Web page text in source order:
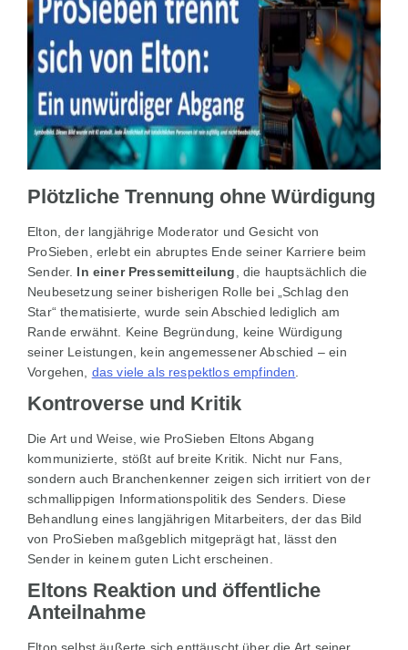
Plötzliche Trennung ohne Würdigung
Elton, der langjährige Moderator und Gesicht von
ProSieben, erlebt ein abruptes Ende seiner Karriere beim
Sender. In einer Pressemitteilung
, die hauptsächlich die
Neubesetzung seiner bisherigen Rolle bei „Schlag den
Star“ thematisierte, wurde sein Abschied lediglich am
Rande erwähnt. Keine Begründung, keine Würdigung
seiner Leistungen, kein angemessener Abschied – ein
Vorgehen, das viele als respektlos empfinden
Kontroverse und Kritik
Die Art und Weise, wie ProSieben Eltons Abgang
kommunizierte, stößt auf breite Kritik. Nicht nur Fans,
sondern auch Branchenkenner zeigen sich irritiert von der
schmallippigen Informationspolitik des Senders. Diese
Behandlung eines langjährigen Mitarbeiters, der das Bild
von ProSieben maßgeblich mitgeprägt hat, lässt den
Sender in keinem guten Licht erscheinen.
Eltons Reaktion und öffentliche
Anteilnahme